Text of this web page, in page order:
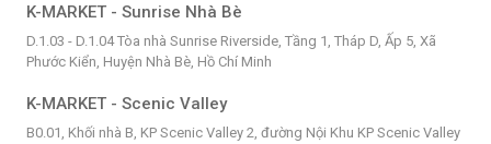
K-MARKET - Sunrise Nhà Bè
D.1.03 - D.1.04 Tòa nhà Sunrise Riverside, Tầng 1, Tháp D, Ấp 5, Xã
Phước Kiển, Huyện Nhà Bè, Hồ Chí Minh
K-MARKET - Scenic Valley
B0.01, Khối nhà B, KP Scenic Valley 2, đường Nội Khu KP Scenic Valley